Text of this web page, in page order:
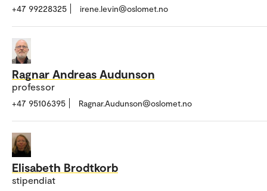
+47 99228325 irene.levin@oslomet.no
Ragnar Andreas Audunson
professor
+47 95106395 Ragnar.Audunson@oslomet.no
Elisabeth Brodtkorb
stipendiat